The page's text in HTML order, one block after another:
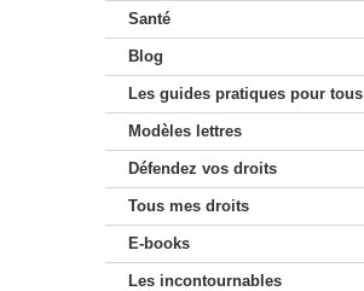
Santé
Blog
Les guides pratiques pour tous
Modèles lettres
Défendez vos droits
Tous mes droits
E-books
Les incontournables